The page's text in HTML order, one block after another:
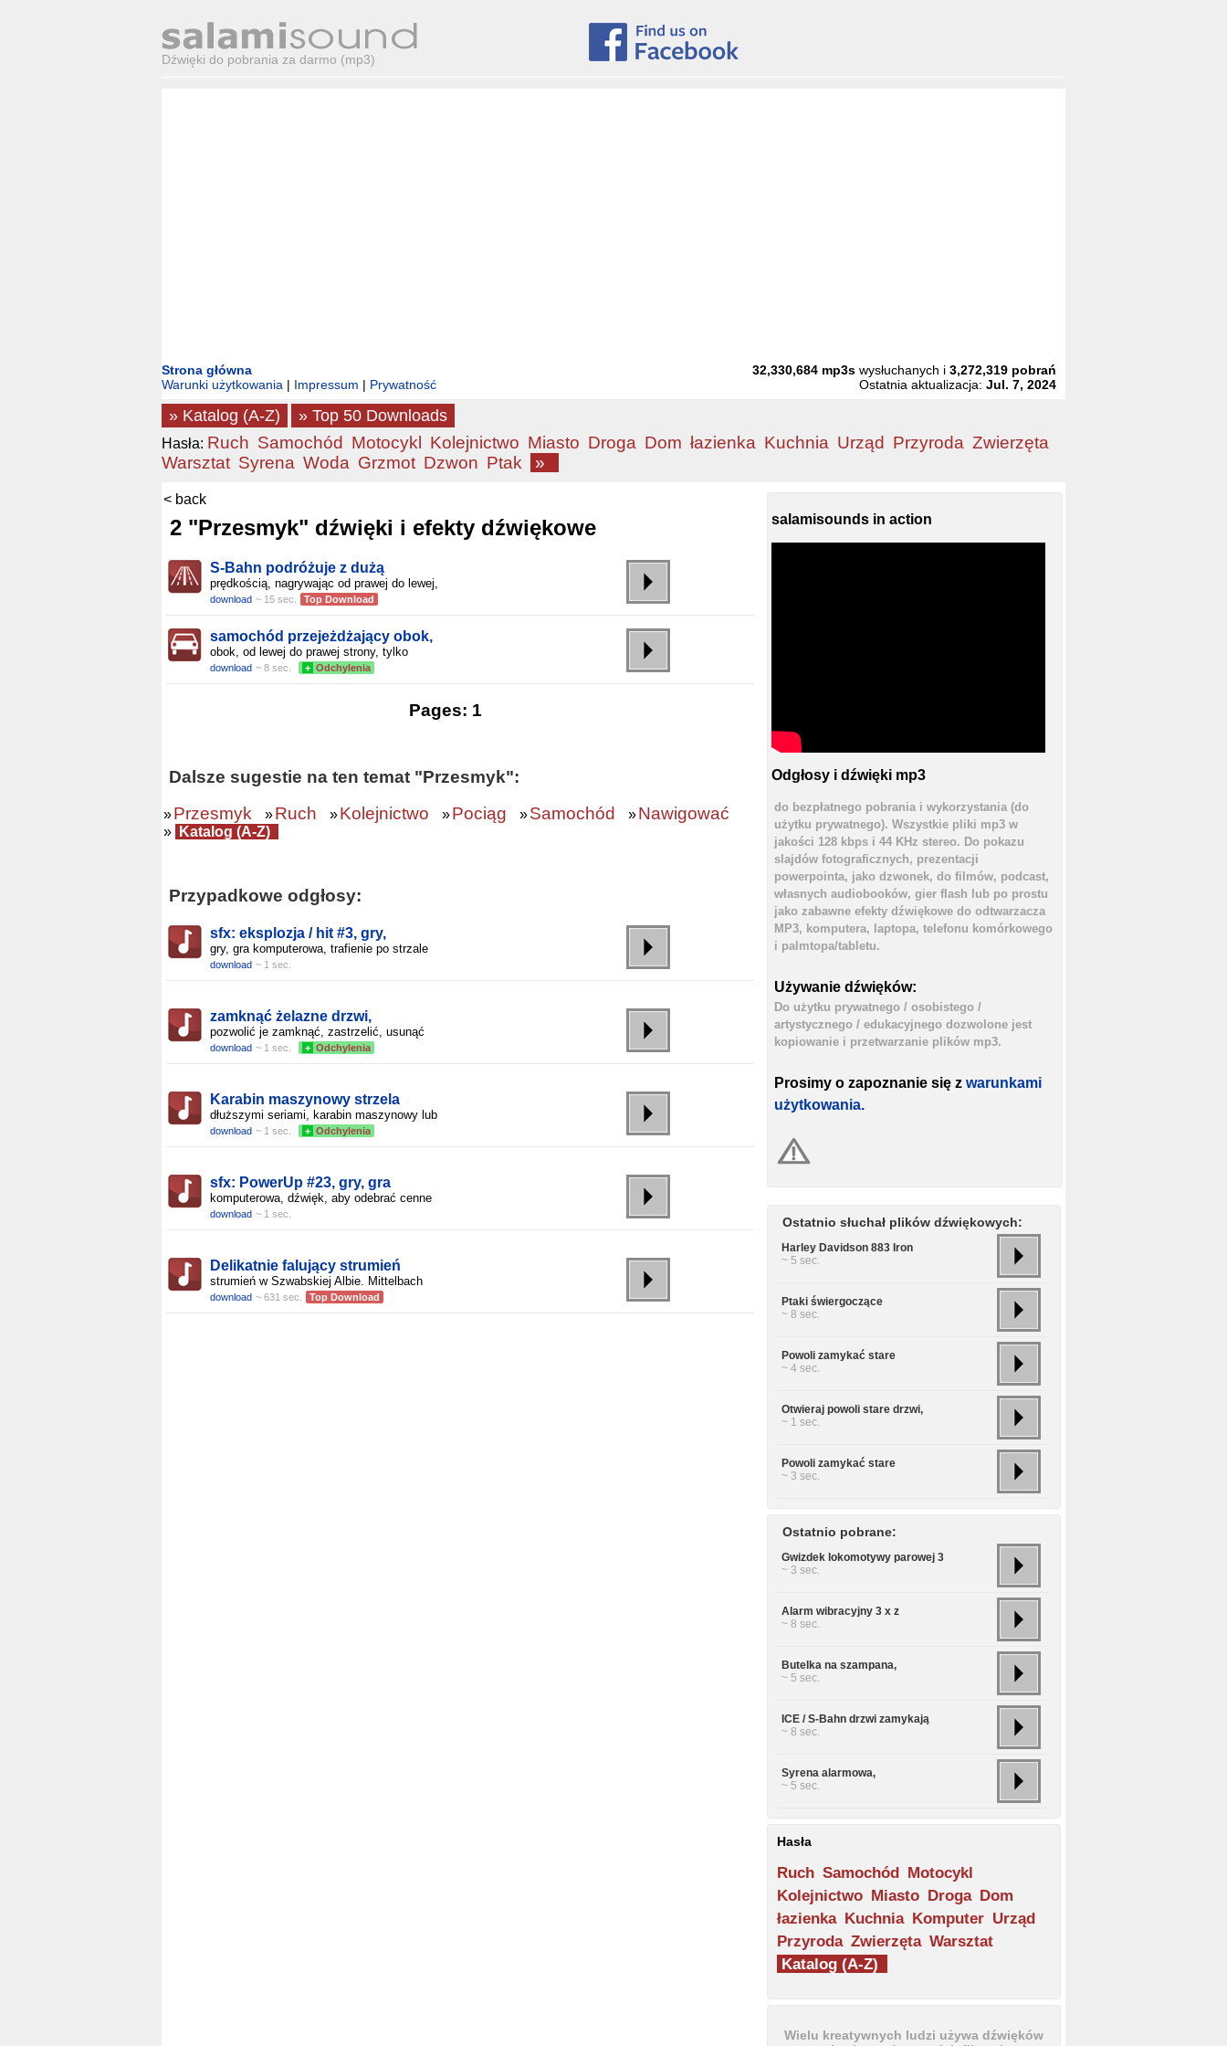
Dźwięki do pobrania za darmo (mp3)
Strona główna
Warunki użytkowania | Impressum | Prywatność
32,330,684 mp3s wysłuchanych i3,272,319 pobrań
Ostatnia aktualizacja:Jul. 7, 2024
» Katalog (A-Z) » Top 50 Downloads
Hasła: Ruch Samochód Motocykl Kolejnictwo Miasto Droga Dom łazienka Kuchnia Urząd Przyroda Zwierzęta
Warsztat Syrena Woda Grzmot Dzwon Ptak »
< back
2 "Przesmyk" dźwięki i efekty dźwiękowe
S-Bahn podróżuje z dużą
prędkością, nagrywając od prawej do lewej,
download ~ 15 sec. Top Download
samochód przejeżdżający obok,
obok, od lewej do prawej strony, tylko
download ~ 8 sec. + Odchylenia
Pages: 1
Dalsze sugestie na ten temat "Przesmyk":
»Przesmyk »Ruch »Kolejnictwo »Pociąg »Samochód »Nawigować
» Katalog (A-Z)
Przypadkowe odgłosy:
sfx: eksplozja / hit #3, gry,
gry, gra komputerowa, trafienie po strzale
download ~ 1 sec.
zamknąć żelazne drzwi,
pozwolić je zamknąć, zastrzelić, usunąć
download ~ 1 sec. + Odchylenia
Karabin maszynowy strzela
dłuższymi seriami, karabin maszynowy lub
download ~ 1 sec. + Odchylenia
sfx: PowerUp #23, gry, gra
komputerowa, dźwięk, aby odebrać cenne
download ~ 1 sec.
Delikatnie falujący strumień
strumień w Szwabskiej Albie. Mittelbach
download ~ 631 sec. Top Download
salamisounds in action
Odgłosy i dźwięki mp3
do bezpłatnego pobrania i wykorzystania (do
użytku prywatnego). Wszystkie pliki mp3 w
jakości 128 kbps i 44 KHz stereo. Do pokazu
slajdów fotograficznych, prezentacji
powerpointa, jako dzwonek, do filmów, podcast,
własnych audiobooków, gier flash lub po prostu
jako zabawne efekty dźwiękowe do odtwarzacza
MP3, komputera, laptopa, telefonu komórkowego
i palmtopa/tabletu.
Używanie dźwięków:
Do użytku prywatnego / osobistego /
artystycznego / edukacyjnego dozwolone jest
kopiowanie i przetwarzanie plików mp3.
Prosimy o zapoznanie się z warunkami
użytkowania.
Ostatnio słuchał plików dźwiękowych:
Harley Davidson 883 Iron
~ 5 sec.
Ptaki świergoczące
~ 8 sec.
Powoli zamykać stare
~ 4 sec.
Otwieraj powoli stare drzwi,
~ 1 sec.
Powoli zamykać stare
~ 3 sec.
Ostatnio pobrane:
Gwizdek lokomotywy parowej 3
~ 3 sec.
Alarm wibracyjny 3 x z
~ 8 sec.
Butelka na szampana,
~ 5 sec.
ICE / S-Bahn drzwi zamykają
~ 8 sec.
Syrena alarmowa,
~ 5 sec.
Hasła
Ruch Samochód Motocykl
Kolejnictwo Miasto Droga Dom
łazienka Kuchnia Komputer Urząd
Przyroda Zwierzęta Warsztat
Katalog (A-Z)
Wielu kreatywnych ludzi używa dźwięków